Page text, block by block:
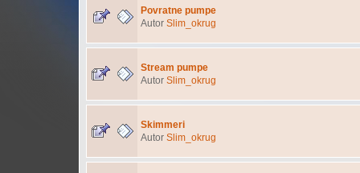
Povratne pumpe
Autor Slim_okrug
Stream pumpe
Autor Slim_okrug
Skimmeri
Autor Slim_okrug